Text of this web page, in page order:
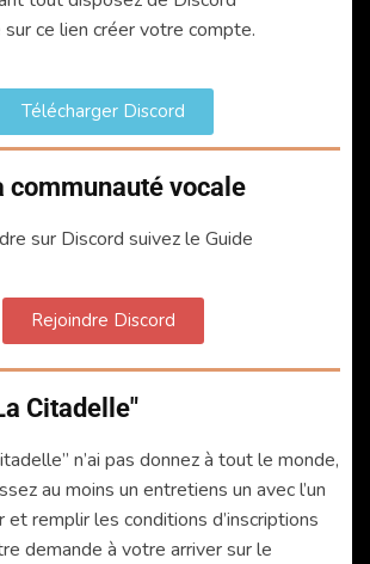
ce lien créer votre compte.
Télécharger Discord
communauté vocale
sur Discord suivez le Guide
Rejoindre Discord
Citadelle"
n’ai pas donnez à tout le monde,
au moins un entretiens un avec l’un
et remplir les conditions d’inscriptions
demande à votre arriver sur le